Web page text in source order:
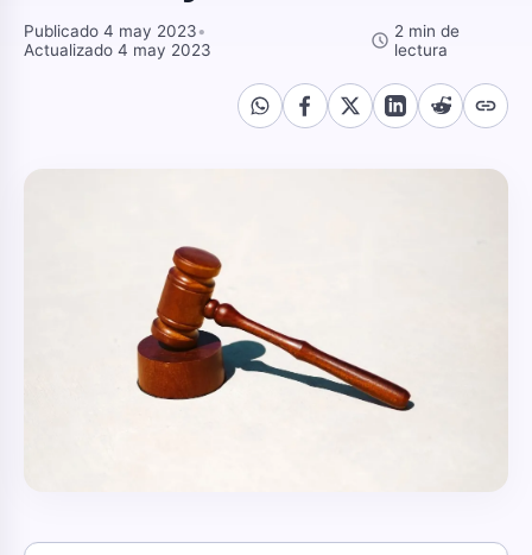
Publicado 4 may 2023•
Actualizado 4 may 2023
schedule 2 min de
lectura
link